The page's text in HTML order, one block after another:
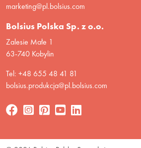
marketing@pl.bolsius.com
Bolsius Polska Sp. z o.o.
Zalesie Małe 1
63-740 Kobylin
Tel: +48 655 48 41 81
bolsius.produkcja@pl.bolsius.com